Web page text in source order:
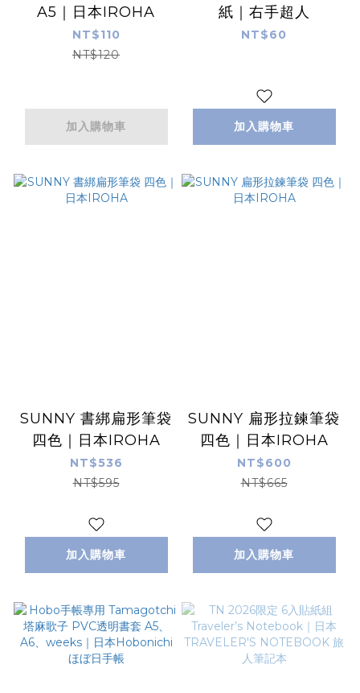
A5｜日本IROHA
NT$110
NT$120
加入購物車
紙｜右手超人
NT$60
加入購物車
SUNNY 書綁扁形筆袋
四色｜日本IROHA
NT$536
NT$595
加入購物車
SUNNY 扁形拉鍊筆袋
四色｜日本IROHA
NT$600
NT$665
加入購物車